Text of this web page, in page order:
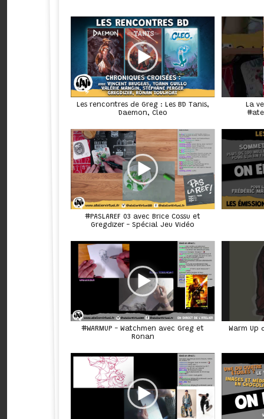
Les rencontres de Greg : Les BD Tanis,
Daemon, Cleo
La
#PASLAREF 03 avec Brice Cossu et
Gregdizer - Spécial Jeu Vidéo
#WARMUP - Watchmen avec Greg et
Ronan
Warm Up